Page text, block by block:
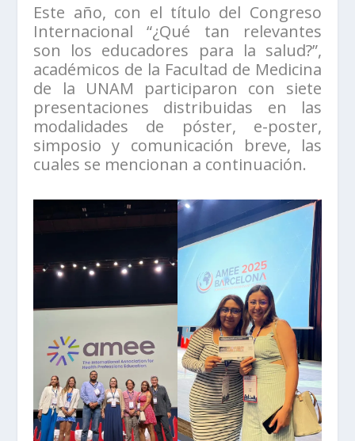
Este año, con el título del Congreso
Internacional “¿Qué tan relevantes
son los educadores para la salud?”,
académicos de la Facultad de Medicina
de la UNAM participaron con siete
presentaciones distribuidas en las
modalidades de póster, e-poster,
simposio y comunicación breve, las
cuales se mencionan a continuación.